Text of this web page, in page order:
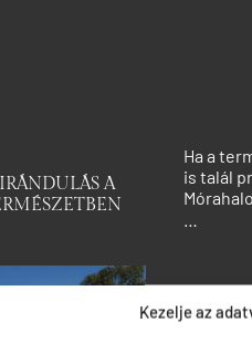
Kezelje az
A
Ha a
is talál